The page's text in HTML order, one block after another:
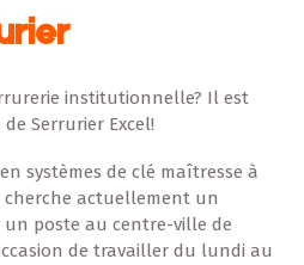
institutionnelle? Il est
Serrurier Excel!
systèmes de clé maîtresse à
actuellement un
poste au centre-ville de
de travailler du lundi au